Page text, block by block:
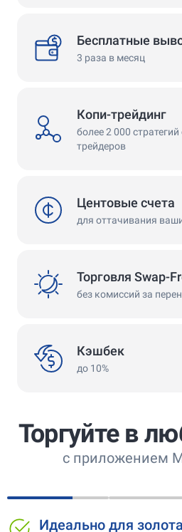
Бесплатные
3 раза в месяц
Копи-трейдинг
более 2 000
трейдеров
Центовые счета
для оттачивания
Торговля Swap-
без комиссий за
Кэшбек
до 10%
Торгуйте в
с приложением
Бесшовное